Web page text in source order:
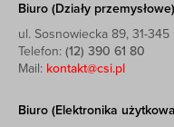
Biuro (Działy
ul. Sosnowiecka 89, 31-345
Telefon: (12) 390 61 80
Mail: kontakt@csi.pl
Biuro (Elektronika